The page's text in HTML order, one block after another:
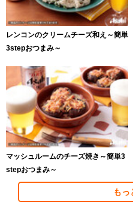
レンコンのクリームチーズ和え～簡単
3stepおつまみ～
マッシュルームのチーズ焼き～簡単3
stepおつまみ～
もっ